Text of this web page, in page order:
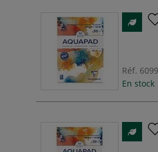
Réf.
En stock